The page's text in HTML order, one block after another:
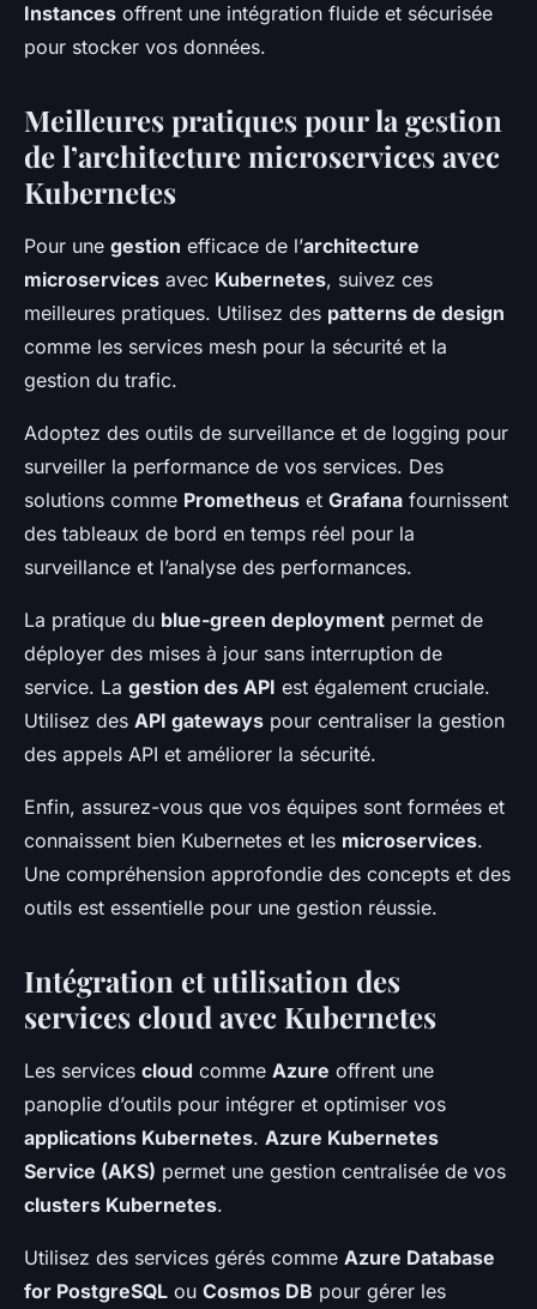
Instances offrent une intégration fluide et sécurisée
pour stocker vos données.
Meilleures pratiques pour la gestion
de l’architecture microservices avec
Kubernetes
Pour une gestion efficace de l’architecture
microservices avec Kubernetes, suivez ces
meilleures pratiques. Utilisez des patterns de design
comme les services mesh pour la sécurité et la
gestion du trafic.
Adoptez des outils de surveillance et de logging pour
surveiller la performance de vos services. Des
solutions comme Prometheus et Grafana fournissent
des tableaux de bord en temps réel pour la
surveillance et l’analyse des performances.
La pratique du blue-green deployment permet de
déployer des mises à jour sans interruption de
service. La gestion des API est également cruciale.
Utilisez des API gateways pour centraliser la gestion
des appels API et améliorer la sécurité.
Enfin, assurez-vous que vos équipes sont formées et
connaissent bien Kubernetes et les microservices.
Une compréhension approfondie des concepts et des
outils est essentielle pour une gestion réussie.
Intégration et utilisation des
services cloud avec Kubernetes
Les services cloud comme Azure offrent une
panoplie d’outils pour intégrer et optimiser vos
applications Kubernetes. Azure Kubernetes
Service (AKS) permet une gestion centralisée de vos
clusters Kubernetes.
Utilisez des services gérés comme Azure Database
for PostgreSQL ou Cosmos DB pour gérer les